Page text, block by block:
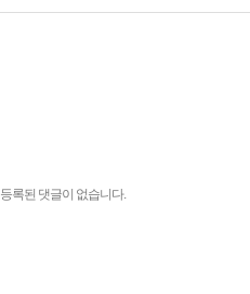
등록된 댓글이 없습니다.